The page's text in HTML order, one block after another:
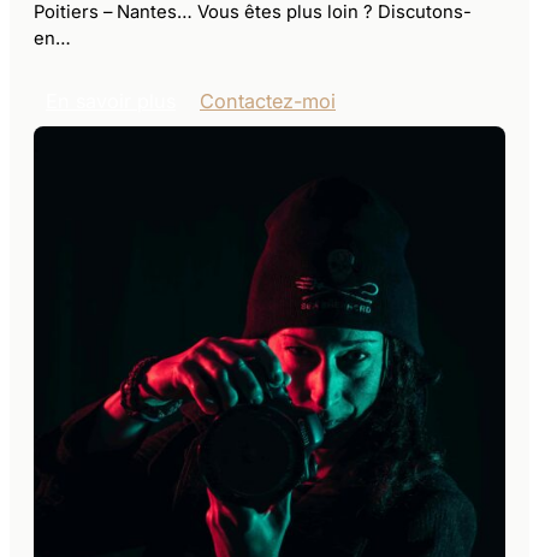
Poitiers – Nantes​​… Vous êtes plus loin ? Discutons-
en…
Contactez-moi